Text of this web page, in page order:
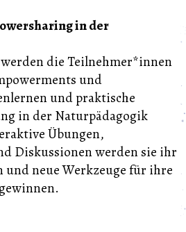
in der
die Teilnehmer*innen
und
und praktische
in der Naturpädagogik
Übungen,
Diskussionen werden sie ihr
neue Werkzeuge für ihre